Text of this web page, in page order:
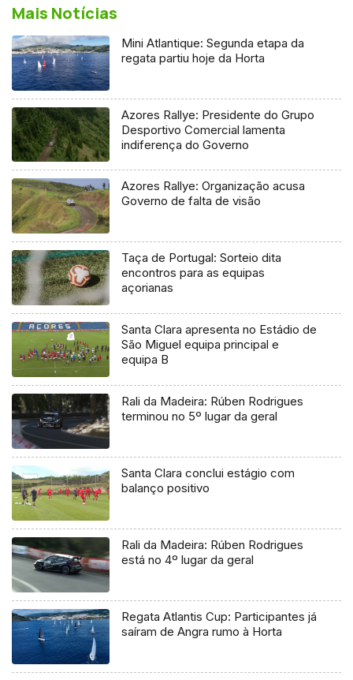
Mais Notícias
Mini Atlantique: Segunda etapa da
regata partiu hoje da Horta
Azores Rallye: Presidente do Grupo
Desportivo Comercial lamenta
indiferença do Governo
Azores Rallye: Organização acusa
Governo de falta de visão
Taça de Portugal: Sorteio dita
encontros para as equipas
açorianas
Santa Clara apresenta no Estádio de
São Miguel equipa principal e
equipa B
Rali da Madeira: Rúben Rodrigues
terminou no 5º lugar da geral
Santa Clara conclui estágio com
balanço positivo
Rali da Madeira: Rúben Rodrigues
está no 4º lugar da geral
Regata Atlantis Cup: Participantes já
saíram de Angra rumo à Horta